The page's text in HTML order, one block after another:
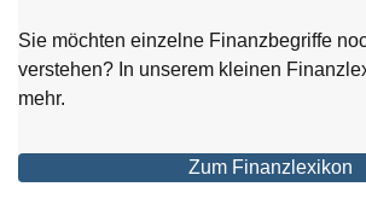
Sie möchten einzelne Finanzbegriffe
verstehen? In unserem kleinen
mehr.
Zum Finanzlexikon
Öffnet